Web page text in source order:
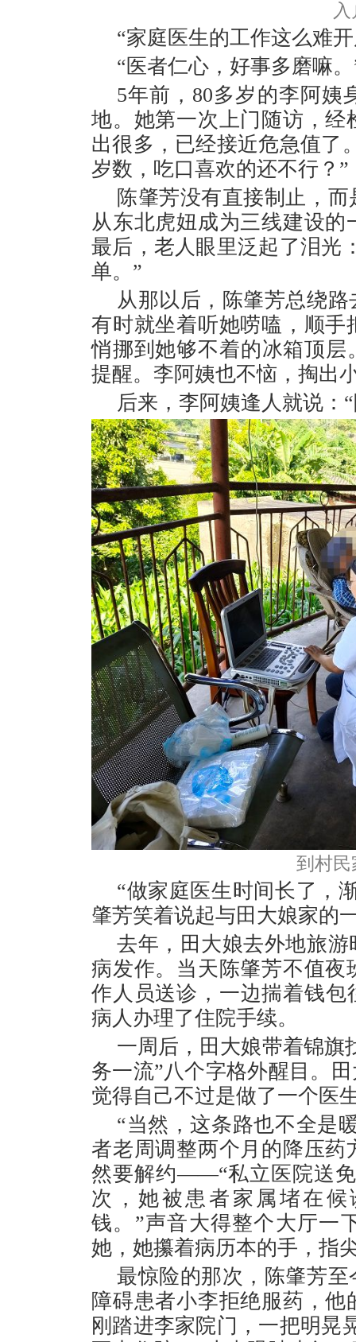
“家庭医生的工作这么难
“医者仁心，好事多磨嘛
5年前，80多岁的李阿姨
地。她第一次上门随访，
出很多，已经接近危急值了
岁数，吃口喜欢的还不行？”
陈肇芳没有直接制止，
从东北虎妞成为三线建设
最后，老人眼里泛起了泪光
单。”
从那以后，陈肇芳总绕
有时就坐着听她唠嗑，顺
悄挪到她够不着的冰箱顶层
提醒。李阿姨也不恼，掏出
后来，李阿姨逢人就说：
到村民
“做家庭医生时间长了，
肇芳笑着说起与田大娘家的
去年，田大娘去外地旅
病发作。当天陈肇芳不值
作人员送诊，一边揣着钱包
病人办理了住院手续。
一周后，田大娘带着锦旗
务一流”八个字格外醒目。
觉得自己不过是做了一个医
“当然，这条路也不全是
者老周调整两个月的降压
然要解约——“私立医院送
次，她被患者家属堵在
钱。”声音大得整个大厅一
她，她攥着病历本的手，指
最惊险的那次，陈肇芳
障碍患者小李拒绝服药，
刚踏进李家院门，一把明晃